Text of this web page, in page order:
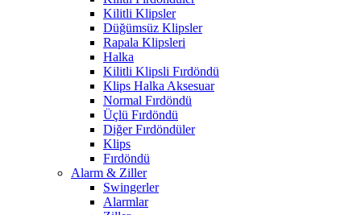
Kilitli Klipsler
Düğümsüz Klipsler
Rapala Klipsleri
Halka
Kilitli Klipsli Fırdöndü
Klips Halka Aksesuar
Normal Fırdöndü
Üçlü Fırdöndü
Diğer Fırdöndüler
Klips
Fırdöndü
Alarm & Ziller
Swingerler
Alarmlar